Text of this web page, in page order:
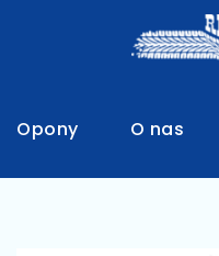
Opony O nas